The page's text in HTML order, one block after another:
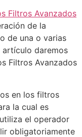
Filtros Avanzados
de la
de una o varias
artículo daremos
Filtros Avanzados
en los filtros
la cual es
el operador
obligatoriamente